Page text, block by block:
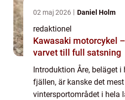
02 maj 2026 Daniel Holm
redaktionel
Kawasaki motorcykel
varvet till full satsning
Introduktion Åre, beläget
fjällen, är kanske det
vintersportområdet i hela